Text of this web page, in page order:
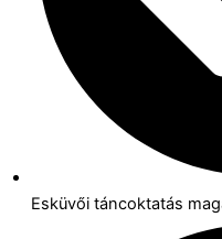
Esküvői táncoktatás